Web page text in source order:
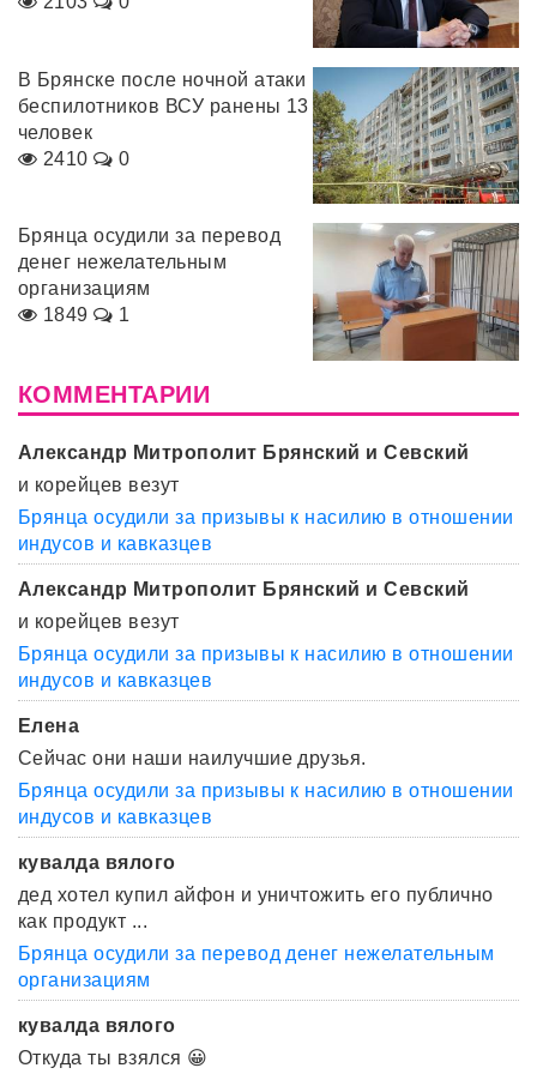
В Брянске после ночной атаки
беспилотников ВСУ ранены 13
человек
2410
0
Брянца осудили за перевод
денег нежелательным
организациям
1849
1
КОММЕНТАРИИ
Александр Митрополит Брянский и Севский
и корейцев везут
Брянца осудили за призывы к насилию в отношении
индусов и кавказцев
Александр Митрополит Брянский и Севский
и корейцев везут
Брянца осудили за призывы к насилию в отношении
индусов и кавказцев
Елена
Сейчас они наши наилучшие друзья.
Брянца осудили за призывы к насилию в отношении
индусов и кавказцев
кувалда вялого
дед хотел купил айфон и уничтожить его публично
как продукт ...
Брянца осудили за перевод денег нежелательным
организациям
кувалда вялого
Откуда ты взялся 😀